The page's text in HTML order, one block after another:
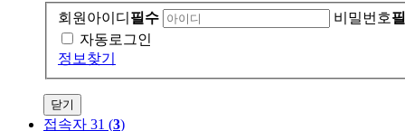
회원아이디 필수 비밀번호
자동로그인
정보찾기
닫기
접속자 31 (3)